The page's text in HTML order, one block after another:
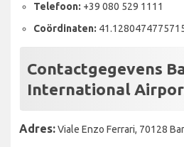
Telefoon: +39 080 529 1111
Coördinaten:
Contactgegevens
International
Adres:Viale Enzo Ferrari, 70128